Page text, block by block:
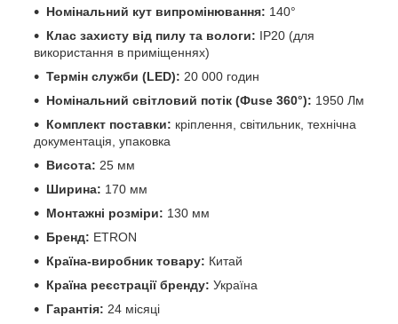
Номінальний кут випромінювання: 140°
Клас захисту від пилу та вологи: IP20 (для
використання в приміщеннях)
Термін служби (LED): 20 000 годин
Номінальний світловий потік (Фuse 360°): 1950 Лм
Комплект поставки: кріплення, світильник, технічна
документація, упаковка
Висота: 25 мм
Ширина: 170 мм
Монтажні розміри: 130 мм
Бренд: ETRON
Країна-виробник товару: Китай
Країна реєстрації бренду: Україна
Гарантія: 24 місяці